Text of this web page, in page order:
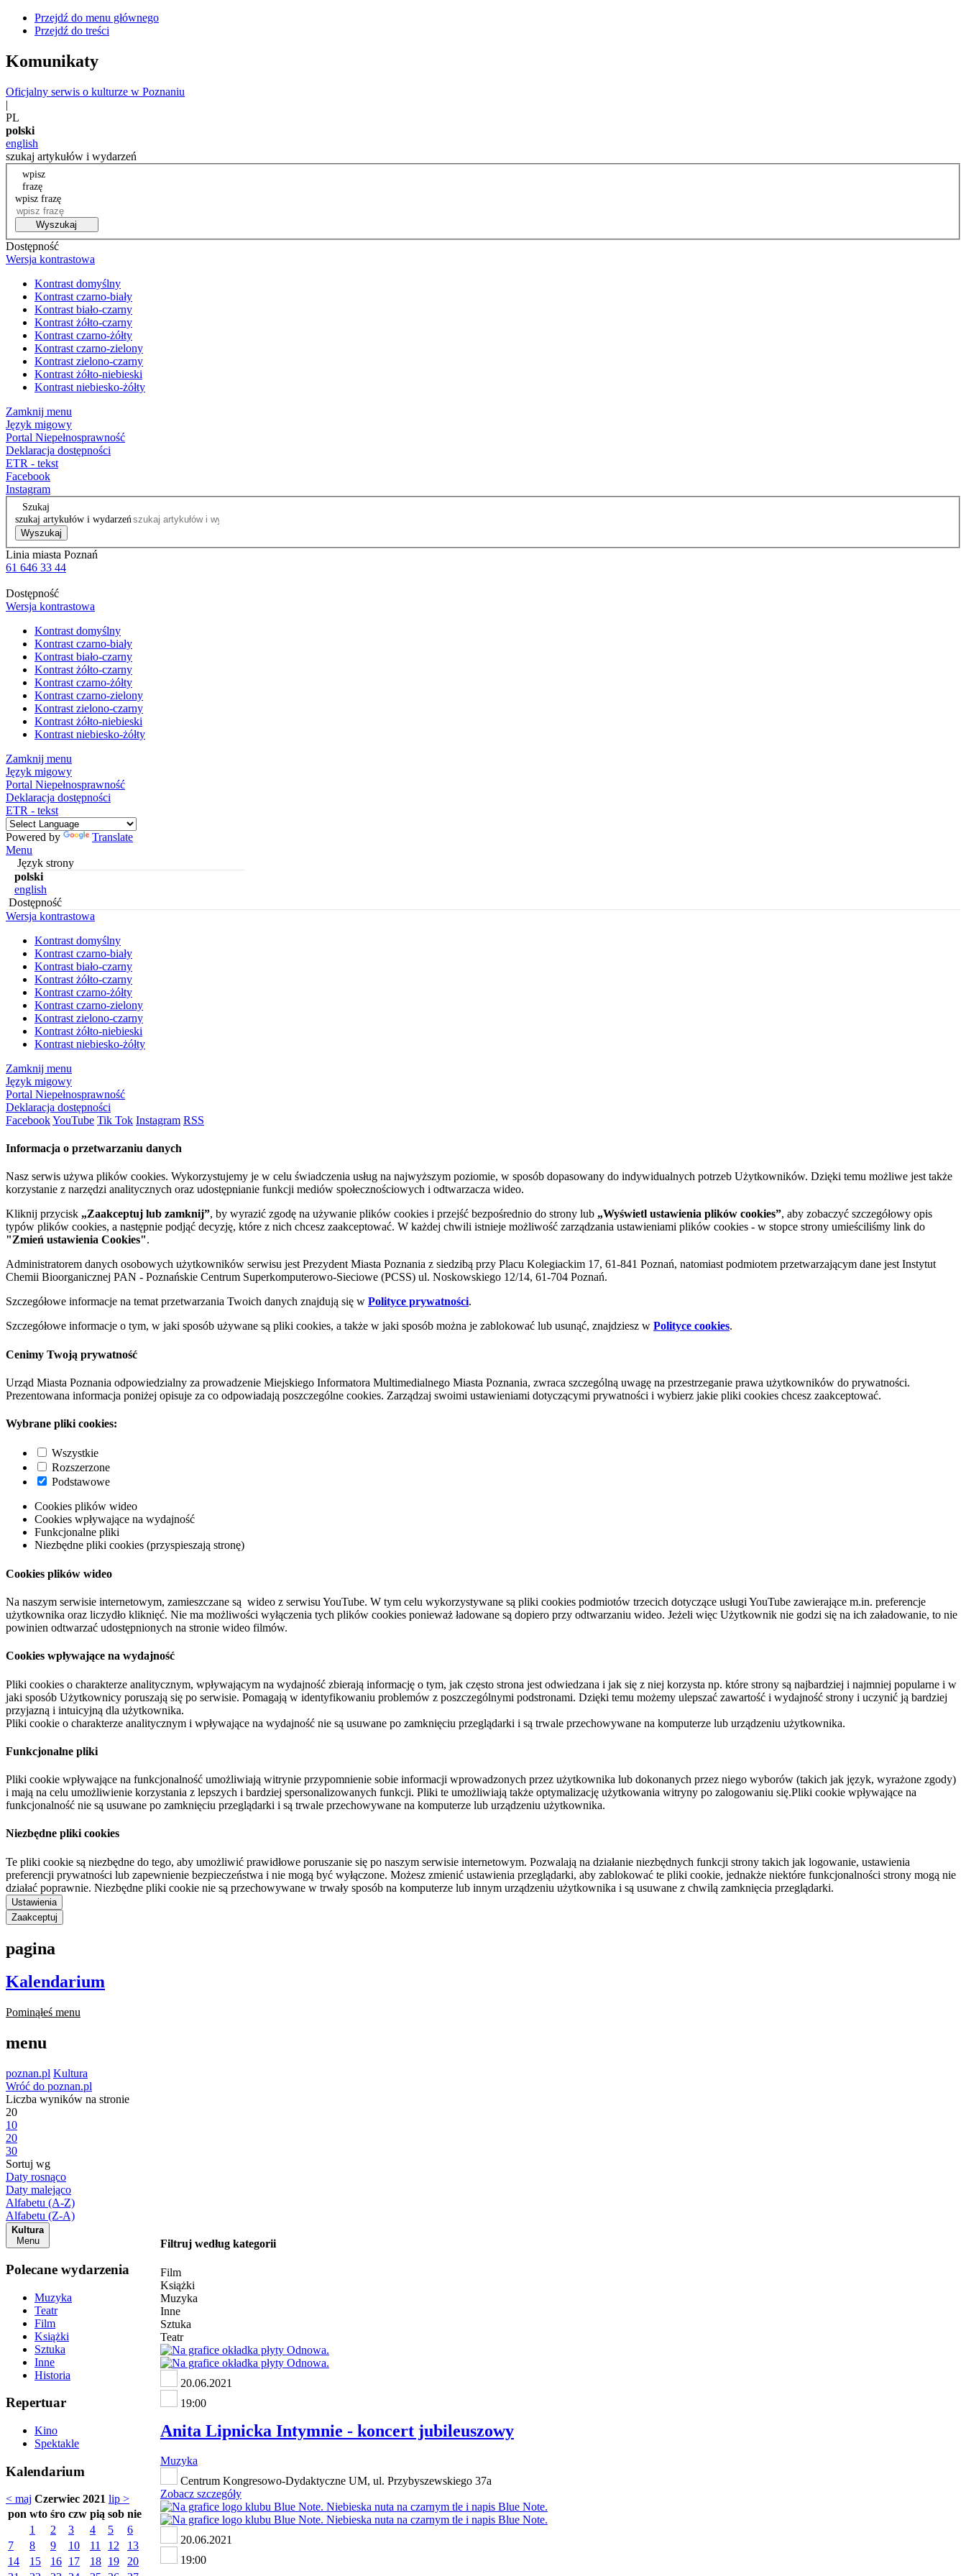
Przejdź do menu głównego
Przejdź do treści
Komunikaty
Oficjalny serwis o kulturze w Poznaniu
|
PL
polski
english
szukaj artykułów i wydarzeń
wpisz
frazę
wpisz frazę
Wyszukaj
Dostępność
Wersja kontrastowa
Kontrast domyślny
Kontrast czarno-biały
Kontrast biało-czarny
Kontrast żółto-czarny
Kontrast czarno-żółty
Kontrast czarno-zielony
Kontrast zielono-czarny
Kontrast żółto-niebieski
Kontrast niebiesko-żółty
Zamknij menu
Język migowy
Portal Niepełnosprawność
Deklaracja dostępności
ETR - tekst
Facebook
Instagram
Szukaj
szukaj artykułów i wydarzeń
Wyszukaj
Linia miasta Poznań
61 646 33 44
Dostępność
Wersja kontrastowa
Kontrast domyślny
Kontrast czarno-biały
Kontrast biało-czarny
Kontrast żółto-czarny
Kontrast czarno-żółty
Kontrast czarno-zielony
Kontrast zielono-czarny
Kontrast żółto-niebieski
Kontrast niebiesko-żółty
Zamknij menu
Język migowy
Portal Niepełnosprawność
Deklaracja dostępności
ETR - tekst
Powered by
Translate
Menu
Język strony
polski
english
Dostępność
Wersja kontrastowa
Kontrast domyślny
Kontrast czarno-biały
Kontrast biało-czarny
Kontrast żółto-czarny
Kontrast czarno-żółty
Kontrast czarno-zielony
Kontrast zielono-czarny
Kontrast żółto-niebieski
Kontrast niebiesko-żółty
Zamknij menu
Język migowy
Portal Niepełnosprawność
Deklaracja dostępności
FacebookYouTube Tik Tok Instagram RSS
Informacja o przetwarzaniu danych
Nasz serwis używa plików cookies. Wykorzystujemy je w celu świadczenia usług na najwyższym poziomie, w sposób dopasowany do indywidualnych potrzeb Użytkowników. Dzięki temu możliwe jest także
korzystanie z narzędzi analitycznych oraz udostępnianie funkcji mediów społecznościowych i odtwarzacza wideo.
Kliknij przycisk „Zaakceptuj lub zamknij”, by wyrazić zgodę na używanie plików cookies i przejść bezpośrednio do strony lub „Wyświetl ustawienia plików cookies”, aby zobaczyć szczegółowy opis
typów plików cookies, a następnie podjąć decyzję, które z nich chcesz zaakceptować. W każdej chwili istnieje możliwość zarządzania ustawieniami plików cookies - w stopce strony umieściliśmy link do
"Zmień ustawienia Cookies".
Administratorem danych osobowych użytkowników serwisu jest Prezydent Miasta Poznania z siedzibą przy Placu Kolegiackim 17, 61-841 Poznań, natomiast podmiotem przetwarzającym dane jest Instytut
Chemii Bioorganicznej PAN - Poznańskie Centrum Superkomputerowo-Sieciowe (PCSS) ul. Noskowskiego 12/14, 61-704 Poznań.
Szczegółowe informacje na temat przetwarzania Twoich danych znajdują się w Polityce prywatności.
Szczegółowe informacje o tym, w jaki sposób używane są pliki cookies, a także w jaki sposób można je zablokować lub usunąć, znajdziesz w Polityce cookies.
Cenimy Twoją prywatność
Urząd Miasta Poznania odpowiedzialny za prowadzenie Miejskiego Informatora Multimedialnego Miasta Poznania, zwraca szczególną uwagę na przestrzeganie prawa użytkowników do prywatności.
Prezentowana informacja poniżej opisuje za co odpowiadają poszczególne cookies. Zarządzaj swoimi ustawieniami dotyczącymi prywatności i wybierz jakie pliki cookies chcesz zaakceptować.
Wybrane pliki cookies:
Wszystkie
Rozszerzone
Podstawowe
Cookies plików wideo
Cookies wpływające na wydajność
Funkcjonalne pliki
Niezbędne pliki cookies (przyspieszają stronę)
Cookies plików wideo
Na naszym serwisie internetowym, zamieszczane są wideo z serwisu YouTube. W tym celu wykorzystywane są pliki cookies podmiotów trzecich dotyczące usługi YouTube zawierające m.in. preferencje
użytkownika oraz liczydło kliknięć. Nie ma możliwości wyłączenia tych plików cookies ponieważ ładowane są dopiero przy odtwarzaniu wideo. Jeżeli więc Użytkownik nie godzi się na ich załadowanie, to nie
powinien odtwarzać udostępnionych na stronie wideo filmów.
Cookies wpływające na wydajność
Pliki cookies o charakterze analitycznym, wpływającym na wydajność zbierają informację o tym, jak często strona jest odwiedzana i jak się z niej korzysta np. które strony są najbardziej i najmniej popularne i w
jaki sposób Użytkownicy poruszają się po serwisie. Pomagają w identyfikowaniu problemów z poszczególnymi podstronami. Dzięki temu możemy ulepszać zawartość i wydajność strony i uczynić ją bardziej
przyjazną i intuicyjną dla użytkownika.
Pliki cookie o charakterze analitycznym i wpływające na wydajność nie są usuwane po zamknięciu przeglądarki i są trwale przechowywane na komputerze lub urządzeniu użytkownika.
Funkcjonalne pliki
Pliki cookie wpływające na funkcjonalność umożliwiają witrynie przypomnienie sobie informacji wprowadzonych przez użytkownika lub dokonanych przez niego wyborów (takich jak język, wyrażone zgody)
i mają na celu umożliwienie korzystania z lepszych i bardziej spersonalizowanych funkcji. Pliki te umożliwiają także optymalizację użytkowania witryny po zalogowaniu się.Pliki cookie wpływające na
funkcjonalność nie są usuwane po zamknięciu przeglądarki i są trwale przechowywane na komputerze lub urządzeniu użytkownika.
Niezbędne pliki cookies
Te pliki cookie są niezbędne do tego, aby umożliwić prawidłowe poruszanie się po naszym serwisie internetowym. Pozwalają na działanie niezbędnych funkcji strony takich jak logowanie, ustawienia
preferencji prywatności lub zapewnienie bezpieczeństwa i nie mogą być wyłączone. Możesz zmienić ustawienia przeglądarki, aby zablokować te pliki cookie, jednakże niektóre funkcjonalności strony mogą nie
działać poprawnie. Niezbędne pliki cookie nie są przechowywane w trwały sposób na komputerze lub innym urządzeniu użytkownika i są usuwane z chwilą zamknięcia przeglądarki.
Ustawienia
Zaakceptuj
pagina
Kalendarium
Pominąłeś menu
menu
poznan.pl Kultura
Wróć do poznan.pl
Liczba wyników na stronie
20
10
20
30
Sortuj wg
Daty rosnąco
Daty malejąco
Alfabetu (A-Z)
Alfabetu (Z-A)
Kultura
Menu
Polecane wydarzenia
Muzyka
Teatr
Film
Książki
Sztuka
Inne
Historia
Repertuar
Kino
Spektakle
Kalendarium
< maj Czerwiec 2021 lip >
pon wto śro czw pią sob nie
1
2 3 4 5
6
7
8 9 10 11 12
13
14
15 16 17 18 19
20
Filtruj według kategorii
Film
Książki
Muzyka
Inne
Sztuka
Teatr
20.06.2021
19:00
Anita Lipnicka Intymnie - koncert jubileuszowy
Muzyka
Centrum Kongresowo-Dydaktyczne UM, ul. Przybyszewskiego 37a
Zobacz szczegóły
20.06.2021
19:00